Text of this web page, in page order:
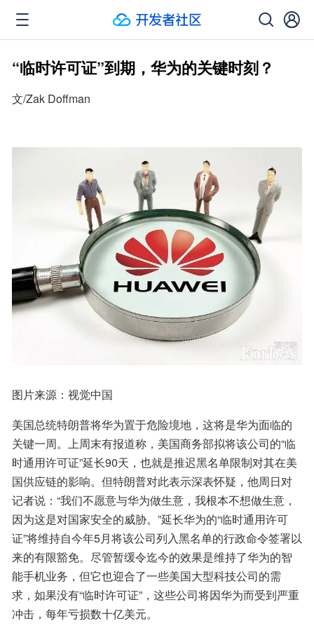
“临时许可证”到期，华为的关键时刻？
文/Zak Doffman
图片来源：视觉中国
美国总统特朗普将华为置于危险境地，这将是华为面临的
关键一周。上周末有报道称，美国商务部拟将该公司的“临
时通用许可证”延长90天，也就是推迟黑名单限制对其在美
国供应链的影响。但特朗普对此表示深表怀疑，他周日对
记者说：“我们不愿意与华为做生意，我根本不想做生意，
因为这是对国家安全的威胁。”延长华为的“临时通用许可
证”将维持自今年5月将该公司列入黑名单的行政命令签署以
来的有限豁免。尽管暂缓令迄今的效果是维持了华为的智
能手机业务，但它也迎合了一些美国大型科技公司的需
求，如果没有“临时许可证”，这些公司将因华为而受到严重
冲击，每年亏损数十亿美元。